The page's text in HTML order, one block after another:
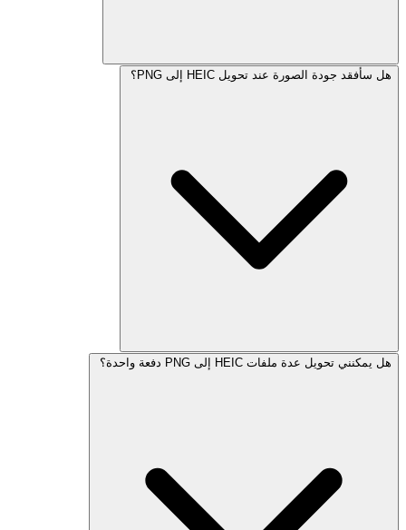
هل سأفقد جودة الصورة عند تحويل HEIC إلى PNG؟
هل يمكنني تحويل عدة ملفات HEIC إلى PNG دفعة واحدة؟